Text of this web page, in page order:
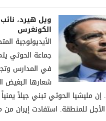
ويل هيرد،
الكونغرس
الأيديولوجية
جماعة الحوثي
في المدارس
شعارها البغيض
إن مليشيا الحوثي تبني جيلاً
للمنطقة. استفادت إيران من